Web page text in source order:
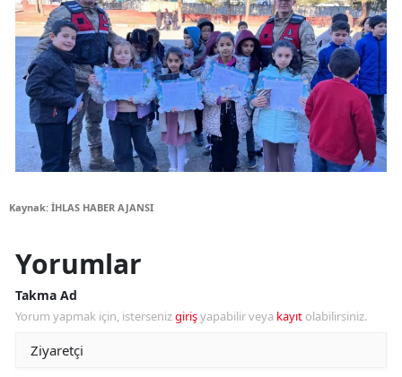
Kaynak: İHLAS HABER AJANSI
Yorumlar
Takma Ad
Yorum yapmak için, istersenizgirişyapabilir veya kayıt olabilirsiniz.